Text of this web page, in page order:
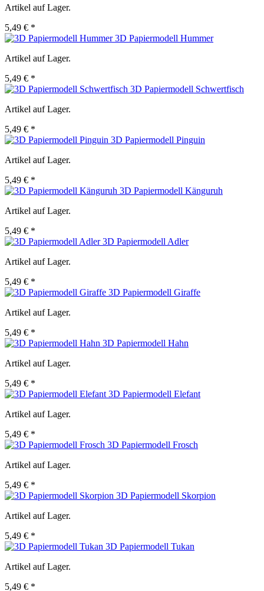
Artikel auf Lager.
5,49 € *
3D Papiermodell Hummer
Artikel auf Lager.
5,49 € *
3D Papiermodell Schwertfisch
Artikel auf Lager.
5,49 € *
3D Papiermodell Pinguin
Artikel auf Lager.
5,49 € *
3D Papiermodell Känguruh
Artikel auf Lager.
5,49 € *
3D Papiermodell Adler
Artikel auf Lager.
5,49 € *
3D Papiermodell Giraffe
Artikel auf Lager.
5,49 € *
3D Papiermodell Hahn
Artikel auf Lager.
5,49 € *
3D Papiermodell Elefant
Artikel auf Lager.
5,49 € *
3D Papiermodell Frosch
Artikel auf Lager.
5,49 € *
3D Papiermodell Skorpion
Artikel auf Lager.
5,49 € *
3D Papiermodell Tukan
Artikel auf Lager.
5,49 € *